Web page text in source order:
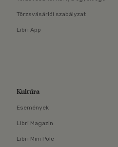
Törzsvásárlói szabályzat
Libri App
Kultúra
Események
Libri Magazin
Libri Mini Polc